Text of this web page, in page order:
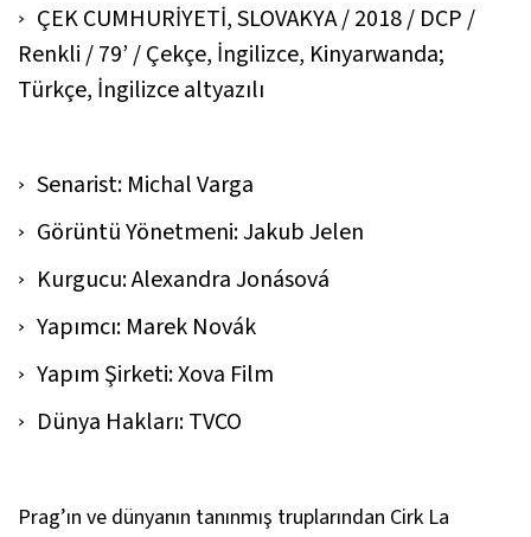
ÇEK CUMHURİYETİ, SLOVAKYA / 2018 / DCP /
Renkli / 79’ / Çekçe, İngilizce, Kinyarwanda;
Türkçe, İngilizce altyazılı
Senarist: Michal Varga
Görüntü Yönetmeni: Jakub Jelen
Kurgucu: Alexandra Jonásová
Yapımcı: Marek Novák
Yapım Şirketi: Xova Film
Dünya Hakları: TVCO
Prag’ın ve dünyanın tanınmış truplarından Cirk La